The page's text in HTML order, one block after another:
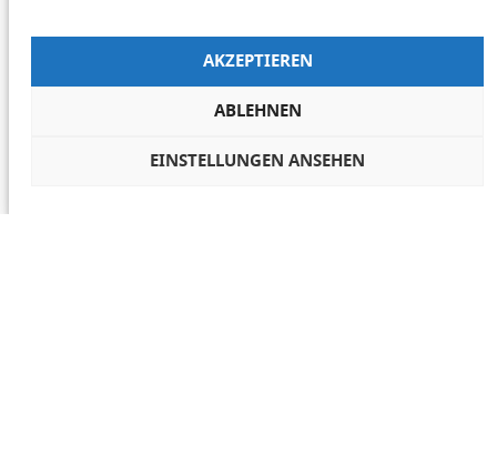
AKZEPTIEREN
ABLEHNEN
EINSTELLUNGEN ANSEHEN